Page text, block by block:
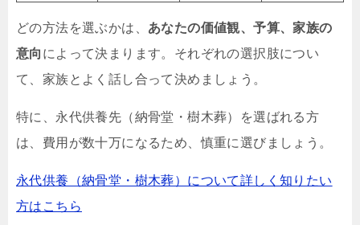
どの方法を選ぶかは、 あなたの価値観、予算、家族の
意向 によって決まります。それぞれの選択肢につい
て、家族とよく話し合って決めましょう。
特に、永代供養先（納骨堂・樹木葬）を選ばれる方
は、費用が数十万になるため、慎重に選びましょう。
永代供養（納骨堂・樹木葬）について詳しく知りたい
方はこちら